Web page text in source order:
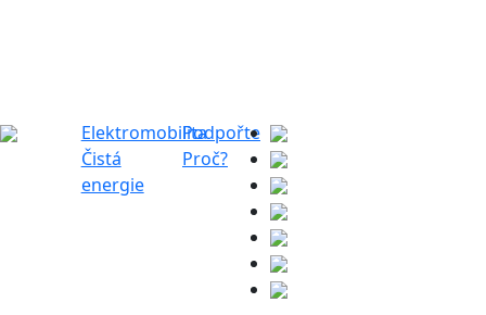
Elektromobilita
Čistá
energie
Podpořte
Proč?